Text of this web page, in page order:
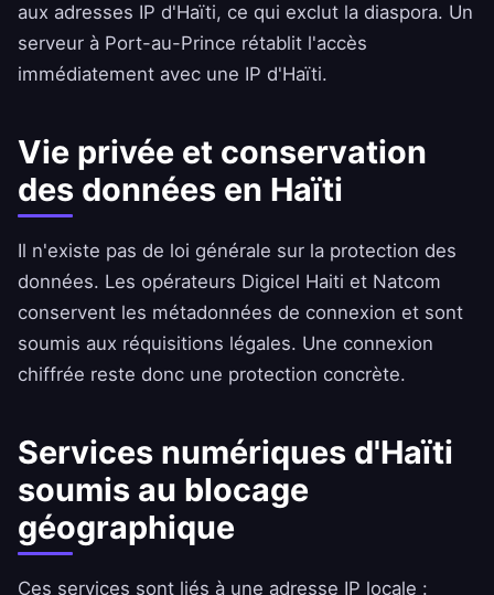
aux adresses IP d'Haïti, ce qui exclut la diaspora. Un
serveur à Port-au-Prince rétablit l'accès
immédiatement avec une IP d'Haïti.
Vie privée et conservation
des données en Haïti
Il n'existe pas de loi générale sur la protection des
données. Les opérateurs Digicel Haiti et Natcom
conservent les métadonnées de connexion et sont
soumis aux réquisitions légales. Une connexion
chiffrée reste donc une protection concrète.
Services numériques d'Haïti
soumis au blocage
géographique
Ces services sont liés à une adresse IP locale :